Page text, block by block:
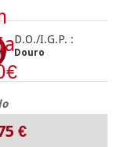
D.O./I.G.P. :
Douro
€